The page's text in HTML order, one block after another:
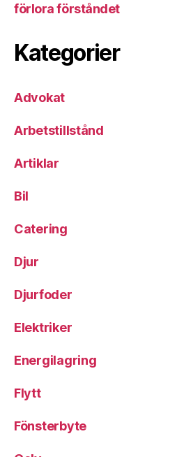
förlora förståndet
Kategorier
Advokat
Arbetstillstånd
Artiklar
Bil
Catering
Djur
Djurfoder
Elektriker
Energilagring
Flytt
Fönsterbyte